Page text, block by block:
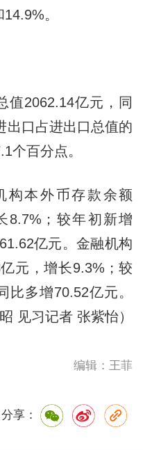
。
2062.14亿元，同
出口占进出口总值的
个百分点。
本外币存款余额
8.7%；较年初新增
亿元。金融机构
元，增长9.3%；较
比多增70.52亿元。
见习记者 张紫怡）
编辑：王菲
分享：